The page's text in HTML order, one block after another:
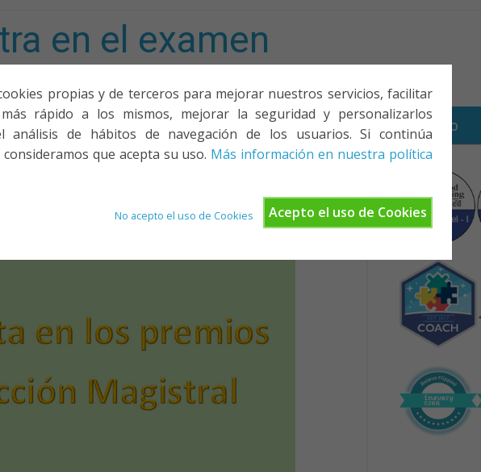
propias y de terceros para mejorar nuestros servicios, facilitar
rápido a los mismos, mejorar la seguridad y personalizarlos
análisis de hábitos de navegación de los usuarios. Si continúa
que acepta su uso. Más información en nuestra política
Acepto el uso de Cookies
No acepto el uso de Cookies
en el examen
PONENCIAS Y CURSOS ¿QUIÉNES SOMOS? YOUTUBE CONTACTO